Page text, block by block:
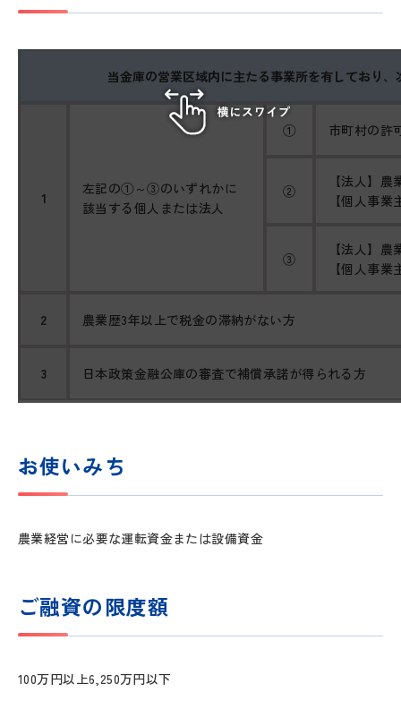
当金庫の営業区域内に主たる事業所を有しており、
1
左記の①～③のいずれかに
該当する個人または法人
① 市町村の許
②
【法人】
【個人事
③
【法人】
【個人事
2 農業歴3年以上で税金の滞納がない方
3 日本政策金融公庫の審査で補償承諾が得られる方
お使いみち
農業経営に必要な運転資金または設備資金
ご融資の限度額
100万円以上6,250万円以下